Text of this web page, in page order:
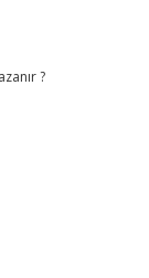
?